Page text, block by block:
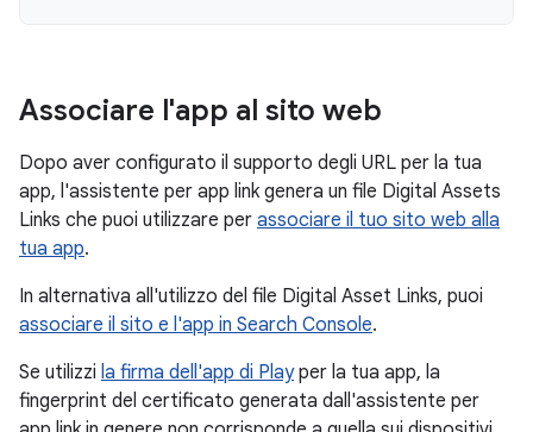
Associare l'app al sito web
Dopo aver configurato il supporto degli URL per la tua
app, l'assistente per app link genera un file Digital Assets
Links che puoi utilizzare per associare il tuo sito web alla
tua app.
In alternativa all'utilizzo del file Digital Asset Links, puoi
associare il sito e l'app in Search Console.
Se utilizzi la firma dell'app di Playper la tua app, la
fingerprint del certificato generata dall'assistente per